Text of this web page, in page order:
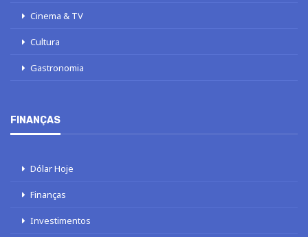
Cinema & TV
Cultura
Gastronomia
FINANÇAS
Dólar Hoje
Finanças
Investimentos